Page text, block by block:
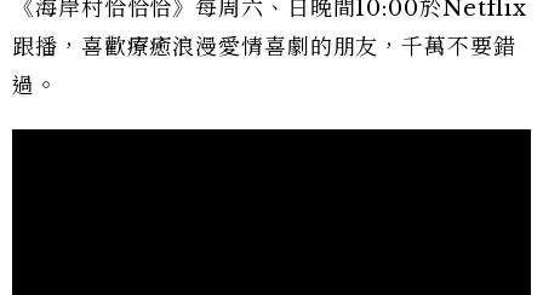
《海岸村恰恰恰》每周六、日晚間10:00於Netflix
跟播，喜歡療癒浪漫愛情喜劇的朋友，千萬不要錯
過。